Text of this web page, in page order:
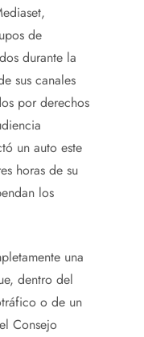
de
durante la
sus canales
por derechos
un auto este
horas de su
los
una
dentro del
o de un
Consejo